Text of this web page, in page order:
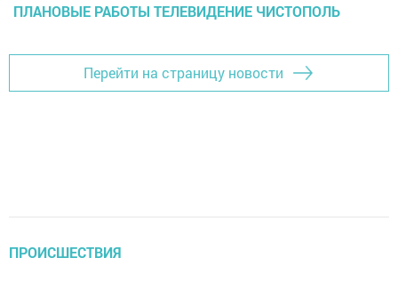
ПЛАНОВЫЕ РАБОТЫ ТЕЛЕВИДЕНИЕ ЧИСТОПОЛЬ
Перейти на страницу новости
ПРОИСШЕСТВИЯ